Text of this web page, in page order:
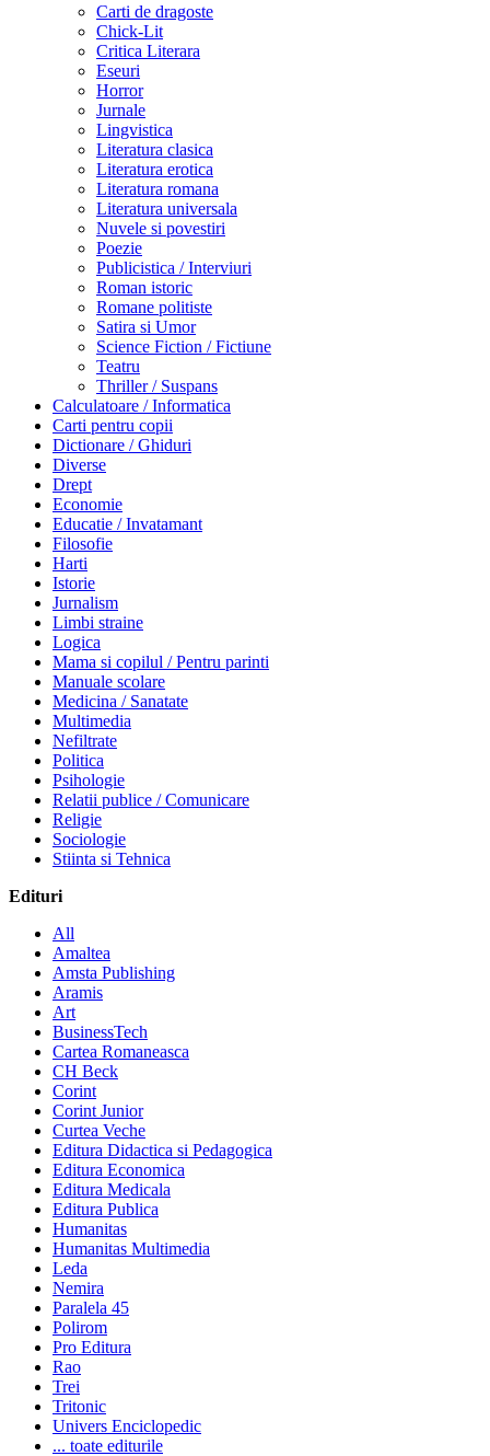
Carti de dragoste
Chick-Lit
Critica Literara
Eseuri
Horror
Jurnale
Lingvistica
Literatura clasica
Literatura erotica
Literatura romana
Literatura universala
Nuvele si povestiri
Poezie
Publicistica / Interviuri
Roman istoric
Romane politiste
Satira si Umor
Science Fiction / Fictiune
Teatru
Thriller / Suspans
Calculatoare / Informatica
Carti pentru copii
Dictionare / Ghiduri
Diverse
Drept
Economie
Educatie / Invatamant
Filosofie
Harti
Istorie
Jurnalism
Limbi straine
Logica
Mama si copilul / Pentru parinti
Manuale scolare
Medicina / Sanatate
Multimedia
Nefiltrate
Politica
Psihologie
Relatii publice / Comunicare
Religie
Sociologie
Stiinta si Tehnica
Edituri
All
Amaltea
Amsta Publishing
Aramis
Art
BusinessTech
Cartea Romaneasca
CH Beck
Corint
Corint Junior
Curtea Veche
Editura Didactica si Pedagogica
Editura Economica
Editura Medicala
Editura Publica
Humanitas
Humanitas Multimedia
Leda
Nemira
Paralela 45
Polirom
Pro Editura
Rao
Trei
Tritonic
Univers Enciclopedic
... toate editurile